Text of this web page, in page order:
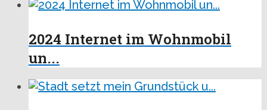
2024 Internet im Wohnmobil
un...